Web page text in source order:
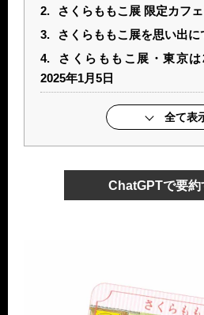
2.
さくらももこ展 限定カフ
3.
さくらももこ展を思い出に
4.
さくらももこ展・東京
2025年1月5日
全て表
ChatGPTで要約